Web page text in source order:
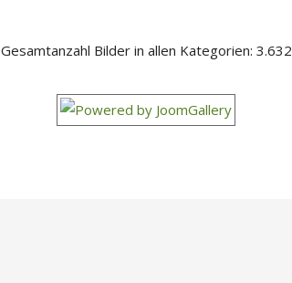
Gesamtanzahl Bilder in allen Kategorien: 3.632